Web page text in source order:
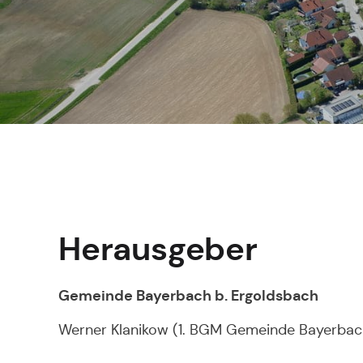
Herausgeber
Gemeinde Bayerbach b. Ergoldsbach
Werner Klanikow (1. BGM Gemeinde